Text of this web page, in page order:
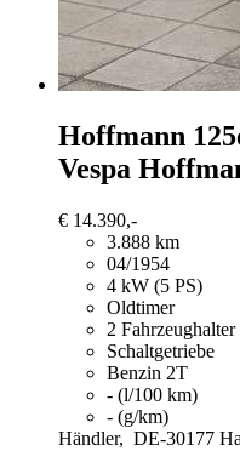
Hoffmann
Vespa
€ 14.390,-
3.888 km
04/1954
4 kW (5 PS)
Oldtimer
2 Fahrzeughalter
Schaltgetriebe
Benzin 2T
- (l/100 km)
- (g/km)
Händler, DE-30177